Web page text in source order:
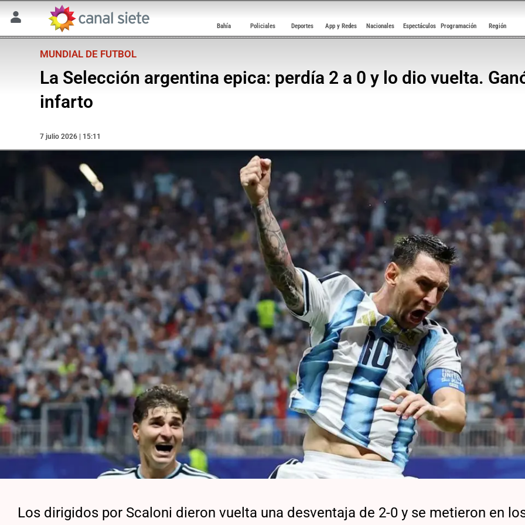
Bahía Policiales Deportes App y Redes Nacionales Espectáculos Programación Región
MUNDIAL DE FUTBOL
La Selección argentina epica: perdía 2 a 0 y lo dio vuelta.
infarto
7 julio 2026 | 15:11
Los dirigidos por Scaloni dieron vuelta una desventaja de 2-0 y se metieron en